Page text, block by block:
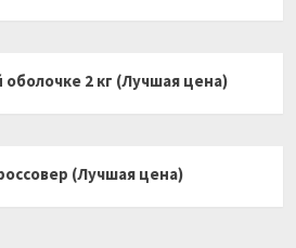
оболочке 2 кг (Лучшая цена)
(Лучшая цена)